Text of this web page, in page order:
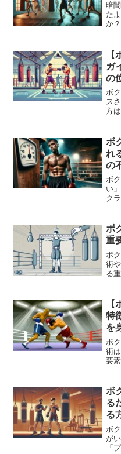
暗
た
か
め
人
「
な
ガ
の
ボ
ス
方
盤
て
本
パ
ボ
れ
の
ボ
い
ク
ン
題
は
と
ボ
重
ボ
術
る
と
特
し
特
を
も
ボ
術
要
力
し
で
ボ
る
る
ボ
が
「